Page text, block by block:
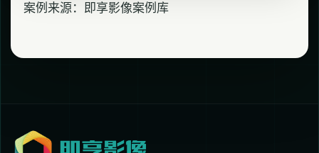
案例来源：即享影像案例库